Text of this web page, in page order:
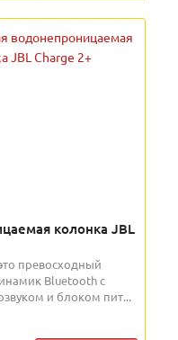
колонка JBL
превосходный
Bluetooth с
и блоком пит...